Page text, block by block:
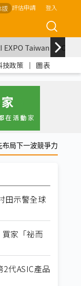
版 評估申請 登入
EXPO Taiwan
技政策 ｜ 圖表
局下一波競爭力
田示警全球
家「祕而
代ASIC產品